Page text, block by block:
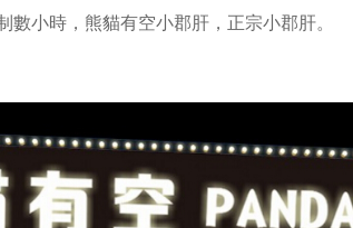
小時，熊貓有空小郡肝，正宗小郡肝。